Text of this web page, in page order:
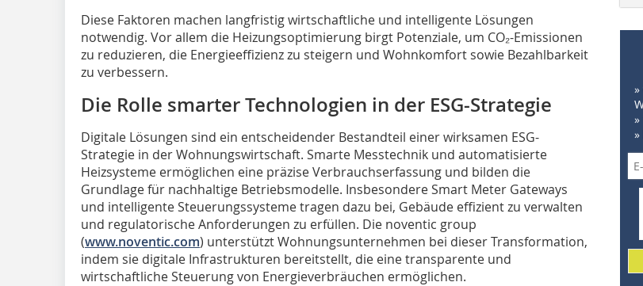
Diese Faktoren machen langfristig wirtschaftliche und intelligente Lösungen
notwendig. Vor allem die Heizungsoptimierung birgt Potenziale, um CO₂-Emissionen
zu reduzieren, die Energieeffizienz zu steigern und Wohnkomfort sowie Bezahlbarkeit
zu verbessern.
Die Rolle smarter Technologien in der ESG-Strategie
Digitale Lösungen sind ein entscheidender Bestandteil einer wirksamen ESG-
Strategie in der Wohnungswirtschaft. Smarte Messtechnik und automatisierte
Heizsysteme ermöglichen eine präzise Verbrauchserfassung und bilden die
Grundlage für nachhaltige Betriebsmodelle. Insbesondere Smart Meter Gateways
und intelligente Steuerungssysteme tragen dazu bei, Gebäude effizient zu verwalten
und regulatorische Anforderungen zu erfüllen. Die noventic group
(www.noventic.com) unterstützt Wohnungsunternehmen bei dieser Transformation,
indem sie digitale Infrastrukturen bereitstellt, die eine transparente und
wirtschaftliche Steuerung von Energieverbräuchen ermöglichen.
»